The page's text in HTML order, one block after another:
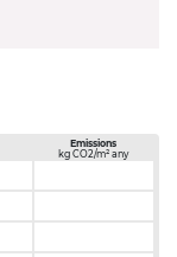
Emissions
kg CO2/m² any